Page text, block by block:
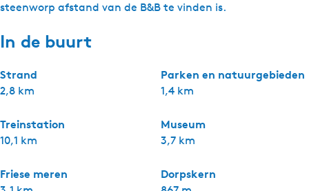
steenworp afstand van de B&B te vinden is.
In de buurt
Strand
2,8 km
Parken en natuurgebieden
1,4 km
Treinstation
10,1 km
Museum
3,7 km
Friese meren Dorpskern